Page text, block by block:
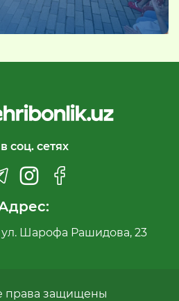
соц. сетях
ул. Шарофа Рашидова, 23
права защищены